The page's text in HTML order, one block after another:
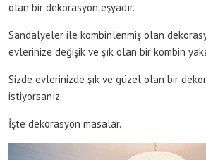
olan bir dekorasyon eşyadır.
Sandalyeler ile kombinlenmiş olan
evlerinize değişik ve şık olan bir kombin
Sizde evlerinizde şık ve güzel olan bir
istiyorsanız.
İşte dekorasyon masalar.